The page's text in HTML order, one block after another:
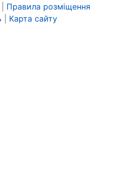
Правила розміщення
Карта сайту